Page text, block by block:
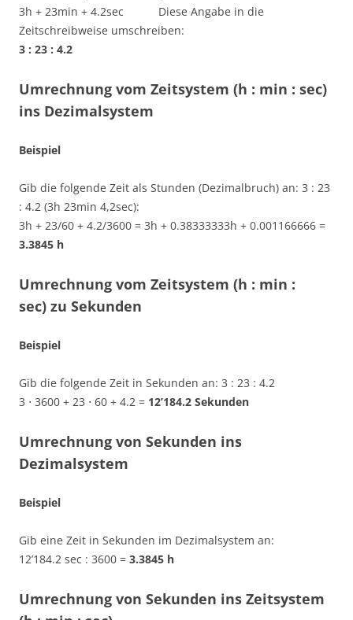
3h + 23min + 4.2sec Diese Angabe in die
Zeitschreibweise umschreiben:
3 : 23 : 4.2
Umrechnung vom Zeitsystem (h : min : sec)
ins Dezimalsystem
Beispiel
Gib die folgende Zeit als Stunden (Dezimalbruch) an: 3 : 23
: 4.2 (3h 23min 4,2sec):
3h + 23/60 + 4.2/3600 = 3h + 0.38333333h + 0.001166666 =
3.3845 h
Umrechnung vom Zeitsystem (h : min :
sec) zu Sekunden
Beispiel
Gib die folgende Zeit in Sekunden an: 3 : 23 : 4.2
3 ⋅ 3600 + 23 ⋅ 60 + 4.2 = 12’184.2 Sekunden
Umrechnung von Sekunden ins
Dezimalsystem
Beispiel
Gib eine Zeit in Sekunden im Dezimalsystem an:
12’184.2 sec : 3600 = 3.3845 h
Umrechnung von Sekunden ins Zeitsystem